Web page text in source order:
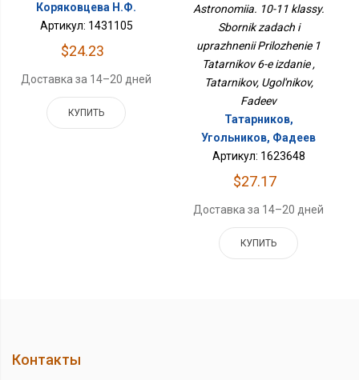
Коряковцева Н.Ф.
Артикул: 1431105
$24.23
Доставка за 14–20 дней
КУПИТЬ
Приложение 1
Татарников 6-Е Издание
Astronomiia. 10-11 klassy.
Sbornik zadach i
uprazhnenii Prilozhenie 1
Tatarnikov 6-e izdanie ,
Tatarnikov, Ugol'nikov,
Fadeev
Татарников,
Угольников, Фадеев
Артикул: 1623648
$27.17
Доставка за 14–20 дней
КУПИТЬ
Контакты